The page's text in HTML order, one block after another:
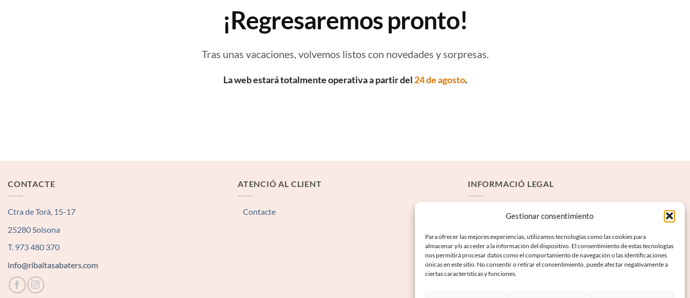
Gestionar consentimiento
Para ofrecer las mejores experiencias, utilizamos tecnologías como las cookies para
almacenar y/o acceder a la información del dispositivo. El consentimiento de estas tecnologías
nos permitirá procesar datos como el comportamiento de navegación o las identificaciones
únicas en este sitio. No consentir o retirar el consentimiento, puede afectar negativamente a
ciertas características y funciones.
¡Regresaremos pronto!
Tras unas vacaciones, volvemos listos con novedades y sorpresas.
La web estará totalmente operativa a partir del 24 de agosto.
CONTACTE
Ctra de Torà, 15-17
25280 Solsona
T. 973 480 370
info@ribaltasabaters.com
ATENCIÓ AL CLIENT
Contacte
INFORMACIÓ LEGAL
Avís Legal
Política de privadesa
Política de galetes